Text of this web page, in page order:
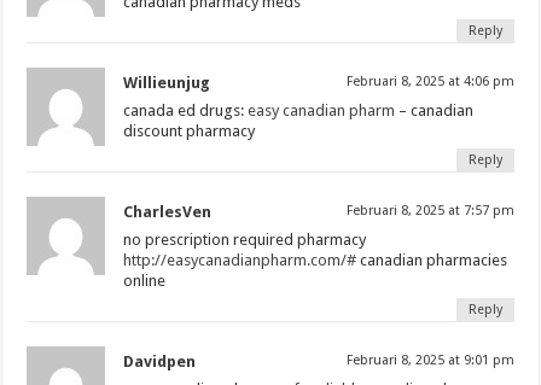
Reply
Willieunjug Februari 8, 2025 at 4:06 pm
canada ed drugs:easy canadian pharm – canadian
discount pharmacy
Reply
CharlesVen Februari 8, 2025 at 7:57 pm
no prescription required pharmacy
http://easycanadianpharm.com/# canadian pharmacies
online
Reply
Davidpen Februari 8, 2025 at 9:01 pm